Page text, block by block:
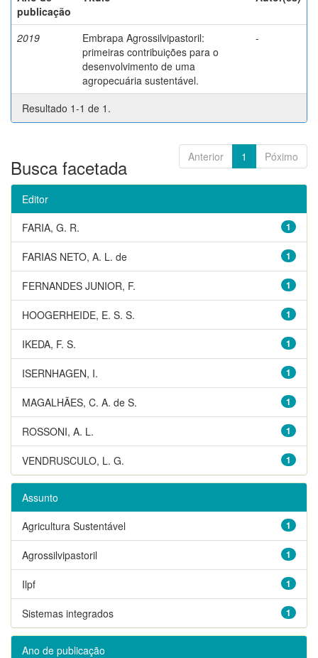
publicação
2019
Embrapa Agrossilvipastoril:
primeiras contribuições para o
desenvolvimento de uma
agropecuária sustentável.
-
Resultado 1-1 de 1.
Anterior 1 Póximo
Busca facetada
Editor
1
FARIA, G. R.
1
FARIAS NETO, A. L. de
1
FERNANDES JUNIOR, F.
1
HOOGERHEIDE, E. S. S.
1
IKEDA, F. S.
1
ISERNHAGEN, I.
1
MAGALHÃES, C. A. de S.
1
ROSSONI, A. L.
1
VENDRUSCULO, L. G.
Assunto
1
Agricultura Sustentável
1
Agrossilvipastoril
1
Ilpf
1
Sistemas integrados
Ano de publicação